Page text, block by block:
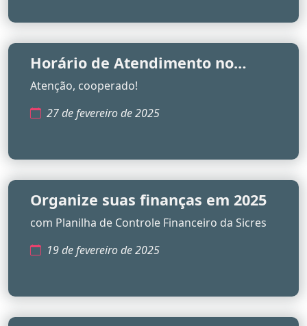
Horário de Atendimento no
Carnaval
Atenção, cooperado!
27 de fevereiro de 2025
Organize suas finanças em 2025
com Planilha de Controle Financeiro da Sicres
19 de fevereiro de 2025